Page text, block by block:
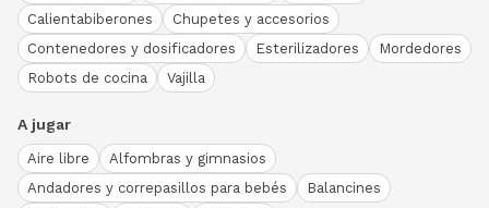
Calientabiberones
Chupetes y accesorios
Contenedores y dosificadores
Esterilizadores
Mordedores
Robots de cocina
Vajilla
A jugar
Aire libre
Alfombras y gimnasios
Andadores y correpasillos para bebés
Balancines